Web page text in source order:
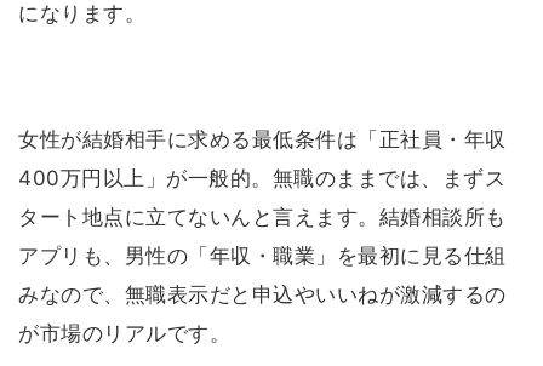
になります。
女性が結婚相手に求める最低条件は「正社員・年収
400万円以上」が一般的。無職のままでは、まずス
タート地点に立てないんと言えます。結婚相談所も
アプリも、男性の「年収・職業」を最初に見る仕組
みなので、無職表示だと申込やいいねが激減するの
が市場のリアルです。